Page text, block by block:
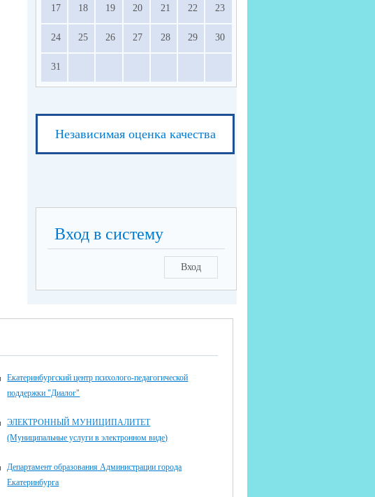
17 18 19 20 21 22 23
24 25 26 27 28 29 30
31
Независимая оценка качества
Вход в систему
Вход
Екатеринбургский центр психолого-педагогической
поддержки "Диалог"
ЭЛЕКТРОННЫЙ МУНИЦИПАЛИТЕТ
(Муниципальные услуги в электронном виде)
Департамент образования Администрации города
Екатеринбурга